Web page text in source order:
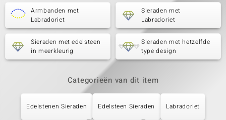
Armbanden met
Labradoriet
Sieraden met
Labradoriet
Sieraden met edelsteen
in meerkleurig
Sieraden met hetzelfde
type design
Categorieën van dit item
Edelstenen Sieraden Edelsteen Sieraden Labradoriet